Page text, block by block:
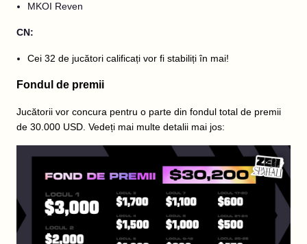
MKOI Reven
CN:
Cei 32 de jucători calificați vor fi stabiliți în mai!
Fondul de premii
Jucătorii vor concura pentru o parte din fondul total de premii
de 30.000 USD. Vedeți mai multe detalii mai jos: